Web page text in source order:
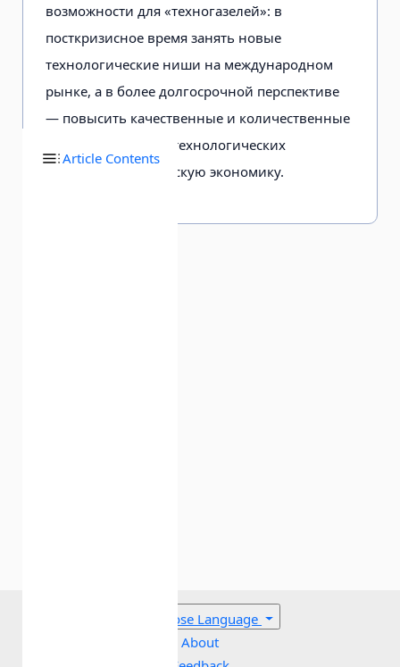
Article Contents
возможности для «техногазелей»: в
посткризисное время занять новые
технологические ниши на международном
рынке, а в более долгосрочной перспективе
— повысить качественные и количественные
показатели вклада технологических
компаний в российскую экономику.
Choose Language
About